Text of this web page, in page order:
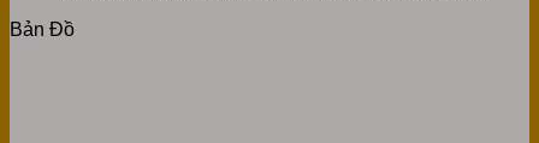
Bản Đồ